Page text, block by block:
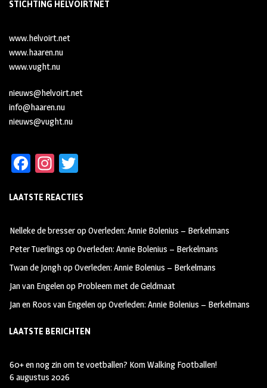
STICHTING HELVOIRTNET
www.helvoirt.net
www.haaren.nu
www.vught.nu
nieuws@helvoirt.net
info@haaren.nu
nieuws@vught.nu
Fa
b
oo
k
In
ag
m
tt
LAATSTE REACTIES
Nelleke de bresseropOverleden: Annie Bolenius – Berkelmans
Peter Tuerlings opOverleden: Annie Bolenius – Berkelmans
Twan de JonghopOverleden: Annie Bolenius – Berkelmans
Jan van Engelenop Probleem met de Geldmaat
Jan en Roos van EngelenopOverleden: Annie Bolenius – Berkelmans
LAATSTE BERICHTEN
60+ en nog zin om te voetballen? Kom Walking Footballen!
6 augustus 2026